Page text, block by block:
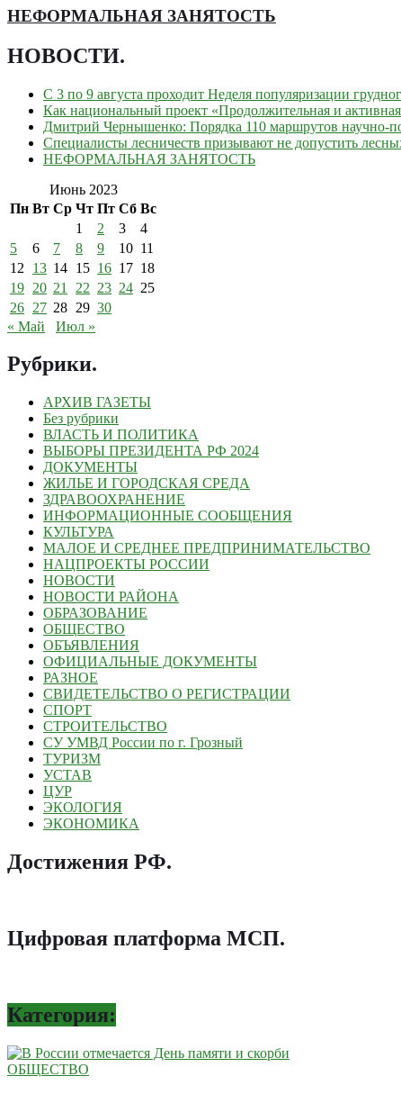
НЕФОРМАЛЬНАЯ ЗАНЯТОСТЬ
НОВОСТИ.
С 3 по 9 августа проходит Неделя популяризации
Как национальный проект «Продолжительная и
Дмитрий Чернышенко: Порядка 110 маршрутов научно-
Специалисты лесничеств призывают не допустить
НЕФОРМАЛЬНАЯ ЗАНЯТОСТЬ
Июнь 2023
Пн Вт Ср Чт Пт Сб Вс
1
2 3
4
5
6 7 8 9 10 11
12
13 14 15 16 17 18
19 20 21 22 23 24 25
26 27 28 29 30
« Май
Июл »
Рубрики.
АРХИВ ГАЗЕТЫ
Без рубрики
ВЛАСТЬ И ПОЛИТИКА
ВЫБОРЫ ПРЕЗИДЕНТА РФ 2024
ДОКУМЕНТЫ
ЖИЛЬЕ И ГОРОДСКАЯ СРЕДА
ЗДРАВООХРАНЕНИЕ
ИНФОРМАЦИОННЫЕ СООБЩЕНИЯ
КУЛЬТУРА
МАЛОЕ И СРЕДНЕЕ ПРЕДПРИНИМАТЕЛЬСТВО
НАЦПРОЕКТЫ РОССИИ
НОВОСТИ
НОВОСТИ РАЙОНА
ОБРАЗОВАНИЕ
ОБЩЕСТВО
ОБЪЯВЛЕНИЯ
ОФИЦИАЛЬНЫЕ ДОКУМЕНТЫ
РАЗНОЕ
СВИДЕТЕЛЬСТВО О РЕГИСТРАЦИИ
СПОРТ
СТРОИТЕЛЬСТВО
СУ УМВД России по г. Грозный
ТУРИЗМ
УСТАВ
ЦУР
ЭКОЛОГИЯ
ЭКОНОМИКА
Достижения РФ.
Цифровая платформа МСП.
Категория:
ОБЩЕСТВО